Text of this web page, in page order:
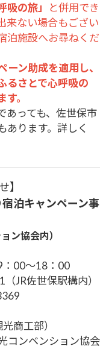
吸の旅」
と併用でき
来ない場合もござい
泊施設へお尋ねくだ
ン助成を適用し、
るさとで心呼吸の
。
あっても、佐世保市
あります。詳しく
】
泊キャンペーン事
ン協会内）
：00～18：00
JR佐世保駅構内）
商工部）
コンベンション協会